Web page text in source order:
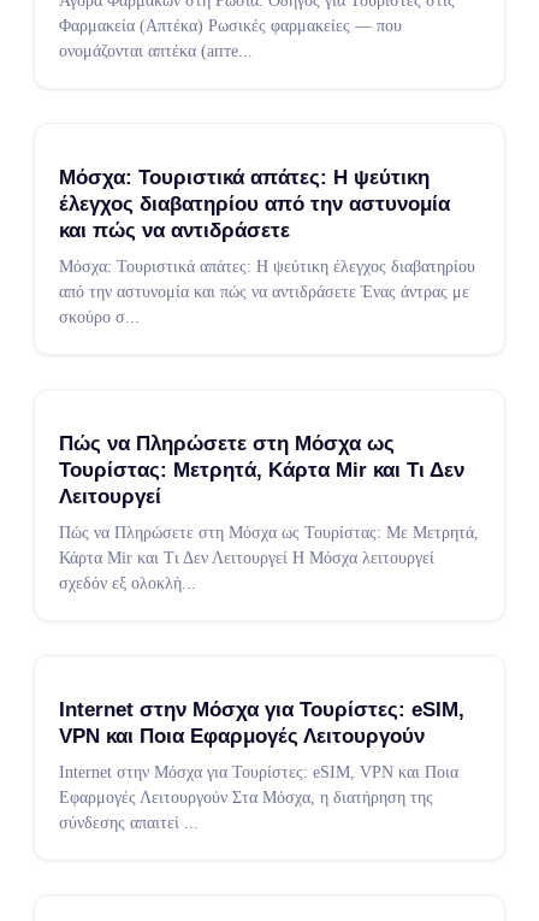
Φαρμακεία (Απτέκα) Ρωσικές φαρμακείες — που
ονομάζονται απτέκα (апте
Μόσχα: Τουριστικά απάτες: Η ψεύτικη
έλεγχος διαβατηρίου από την αστυνομία
και πώς να αντιδράσετε
Μόσχα: Τουριστικά απάτες: Η ψεύτικη έλεγχος διαβατηρίου
από την αστυνομία και πώς να αντιδράσετε Ένας άντρας με
σκούρο σ
Πώς να Πληρώσετε στη Μόσχα ως
Τουρίστας: Μετρητά, Κάρτα Mir και Τι Δεν
Λειτουργεί
Πώς να Πληρώσετε στη Μόσχα ως Τουρίστας: Με Μετρητά,
Κάρτα Mir και Τι Δεν Λειτουργεί Η Μόσχα λειτουργεί
σχεδόν εξ ολοκλή
Internet στην Μόσχα για Τουρίστες: eSIM,
VPN και Ποια Εφαρμογές Λειτουργούν
Internet στην Μόσχα για Τουρίστες: eSIM, VPN και Ποια
Εφαρμογές Λειτουργούν Στα Μόσχα, η διατήρηση της
σύνδεσης απαιτεί ...